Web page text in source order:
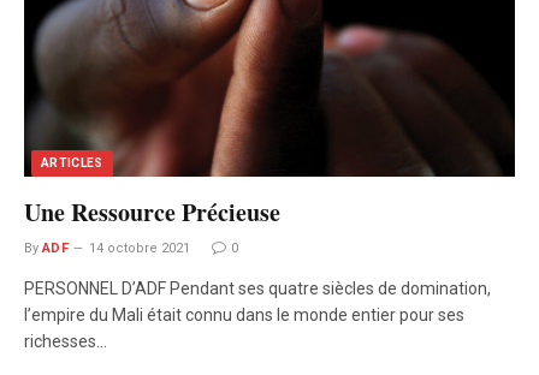
ARTICLES
Une Ressource Précieuse
By ADF 14 octobre 2021 0
PERSONNEL D’ADF Pendant ses quatre siècles de domination,
l’empire du Mali était connu dans le monde entier pour ses
richesses…